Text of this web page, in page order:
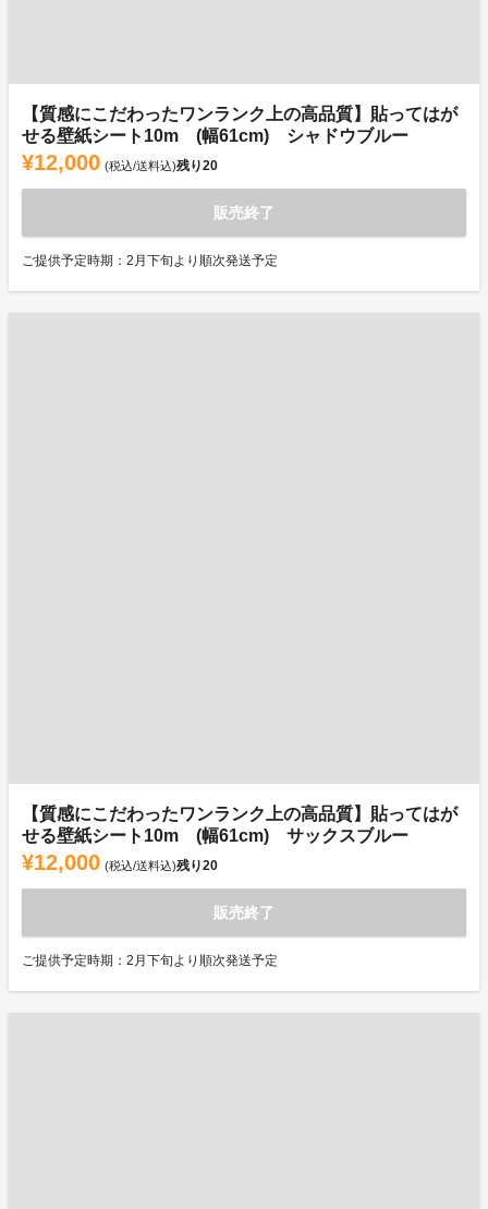
【質感にこだわったワンランク上の高品質】貼ってはが
せる壁紙シート10m (幅61cm) シャドウブルー
¥12,000 (税込/送料込)残り20
販売終了
ご提供予定時期：2月下旬より順次発送予定
【質感にこだわったワンランク上の高品質】貼ってはが
せる壁紙シート10m (幅61cm) サックスブルー
¥12,000 (税込/送料込)残り20
販売終了
ご提供予定時期：2月下旬より順次発送予定